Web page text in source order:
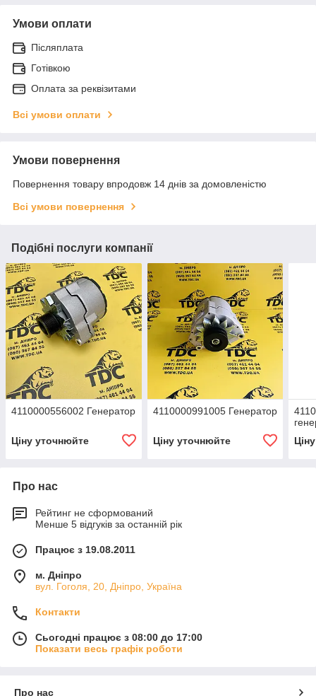
Умови оплати
Післяплата
Готівкою
Оплата за реквізитами
Всі умови оплати
Умови повернення
Повернення товару впродовж 14 днів за домовленістю
Всі умови повернення
Подібні послуги компанії
4110000556002 Генератор
Ціну уточнюйте
4110000991005 Генератор
Ціну уточнюйте
Про нас
Рейтинг не сформований
Менше 5 відгуків за останній рік
Працює з 19.08.2011
м. Дніпро
вул. Гоголя, 20, Дніпро, Україна
Контакти
Сьогодні працює з 08:00 до 17:00
Показати весь графік роботи
Про нас